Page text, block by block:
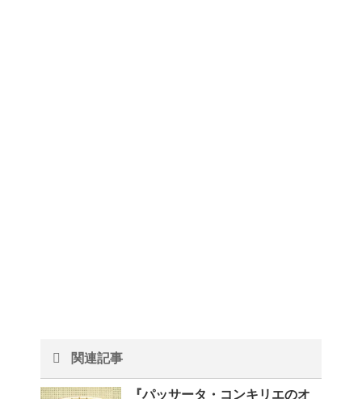
関連記事
『パッサータ・コンキリエのオ